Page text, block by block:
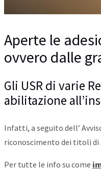
Aperte le
ovvero dalle
Gli USR di varie
abilitazione
Infatti, a seguito dell’
riconoscimento dei titoli di
Per tutte le info su come